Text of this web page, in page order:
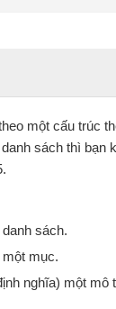
một cấu trúc
sách thì bạn
sách.
mục.
nghĩa) một mô